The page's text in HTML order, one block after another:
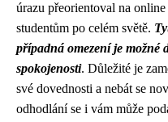
úrazu přeorientoval na
studentům po celém světě.
případná omezení je možné
spokojenosti. Důležité je
své dovednosti a nebát se
odhodlání se i vám může